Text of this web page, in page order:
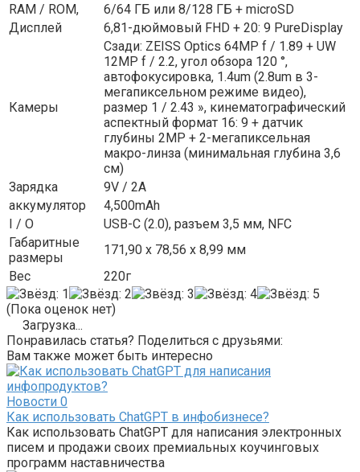
RAM / ROM,
6/64 ГБ или 8/128 ГБ + microSD
Дисплей
6,81-дюймовый FHD + 20: 9 PureDisplay
Камеры
Сзади: ZEISS Optics 64MP f / 1.89 + UW
12MP f / 2.2, угол обзора 120 °,
автофокусировка, 1.4um (2.8um в 3-
мегапиксельном режиме видео),
размер 1 / 2.43 », кинематографический
аспектный формат 16: 9 + датчик
глубины 2MP + 2-мегапиксельная
макро-линза (минимальная глубина 3,6
см)
Зарядка
9V / 2A
аккумулятор
4,500mAh
I / O
USB-C (2.0), разъем 3,5 мм, NFC
Габаритные
размеры
171,90 х 78,56 х 8,99 мм
Вес
220г
(Пока оценок нет)
Загрузка...
Понравилась статья? Поделиться с друзьями:
Вам также может быть интересно
Новости 0
Как использовать ChatGPT в инфобизнесе?
Как использовать ChatGPT для написания электронных
писем и продажи своих премиальных коучинговых
программ наставничества